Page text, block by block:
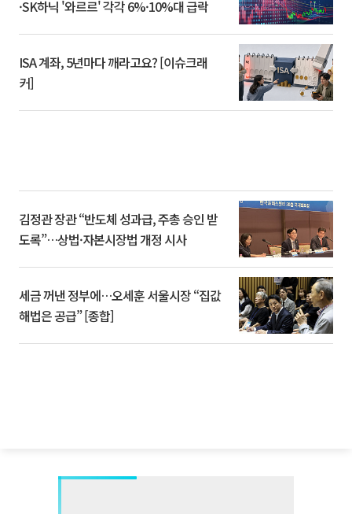
·SK하닉 '와르르' 각각 6%·10%대 급락
ISA 계좌, 5년마다 깨라고요? [이슈크래
커]
김정관 장관 “반도체 성과급, 주총 승인 받
도록”…상법·자본시장법 개정 시사
세금 꺼낸 정부에…오세훈 서울시장 “집값
해법은 공급” [종합]